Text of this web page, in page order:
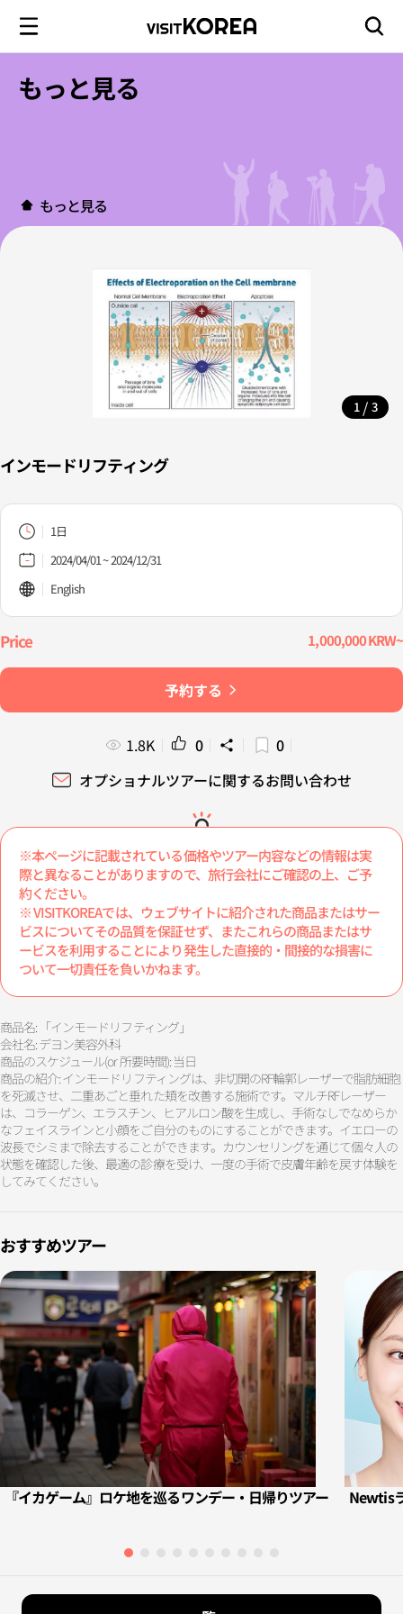
もっと見る
もっと見る
1 / 3
インモードリフティング
1,000,000 KRW~
1日
2024/04/01 ~ 2024/12/31
English
予約する
1.8K 0
0
オプショナルツアーに関するお問い合わせ
※本ページに記載されている価格やツアー内容などの情報は実
際と異なることがありますので、旅行会社にご確認の上、ご予
約ください。
※ VISITKOREAでは、ウェブサイトに紹介された商品またはサー
ビスについてその品質を保証せず、またこれらの商品またはサ
ービスを利用することにより発生した直接的・間接的な損害に
ついて一切責任を負いかねます。
商品名: 「インモードリフティング」
会社名: デヨン美容外科
商品のスケジュール(or 所要時間): 当日
商品の紹介: インモードリフティングは、非切開のRF輪郭レーザーで脂肪細胞
を死滅させ、二重あごと垂れた頬を改善する施術です。マルチRFレーザー
は、コラーゲン、エラスチン、ヒアルロン酸を生成し、手術なしでなめらか
なフェイスラインと小顔をご自分のものにすることができます。イエローの
波長でシミまで除去することができます。カウンセリングを通じて個々人の
状態を確認した後、最適の診療を受け、一度の手術で皮膚年齢を戻す体験を
してみてください。
おすすめツアー
『イカゲーム』ロケ地を巡るワンデー・日帰りツアー Newtis